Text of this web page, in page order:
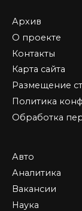
Архив
О проекте
Контакты
Карта сайта
Размещение
Политика
Обработка
Авто
Аналитика
Вакансии
Наука